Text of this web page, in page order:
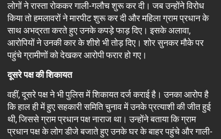
लोगों ने रास्ता रोककर गाली-गलौच शुरू कर दी। जब उन्होंने विरोध
किया तो हमलावरों ने मारपीट शुरू कर दी और महिला ग्राम प्रधान के
साथ अभद्रता करते हुए उनके कपड़े फाड़ दिए। इसके अलावा,
आरोपियों ने उनकी कार के शीशे भी तोड़ दिए। शोर सुनकर मौके पर
पहुंचे ग्रामीणों को देखकर आरोपी फरार हो गए।
दूसरे पक्ष की शिकायत
वहीं, दूसरे पक्ष ने भी पुलिस में शिकायत दर्ज कराई है। उनका आरोप है
कि हाल ही में हुए सहकारी समिति चुनाव में उनके प्रत्याशी की जीत हुई
थी, जिससे ग्राम प्रधान पक्ष नाराज था। उन्होंने बताया कि ग्राम
प्रधान पक्ष के लोग डीजे बजाते हुए उनके घर के बाहर पहुंचे और गाली-